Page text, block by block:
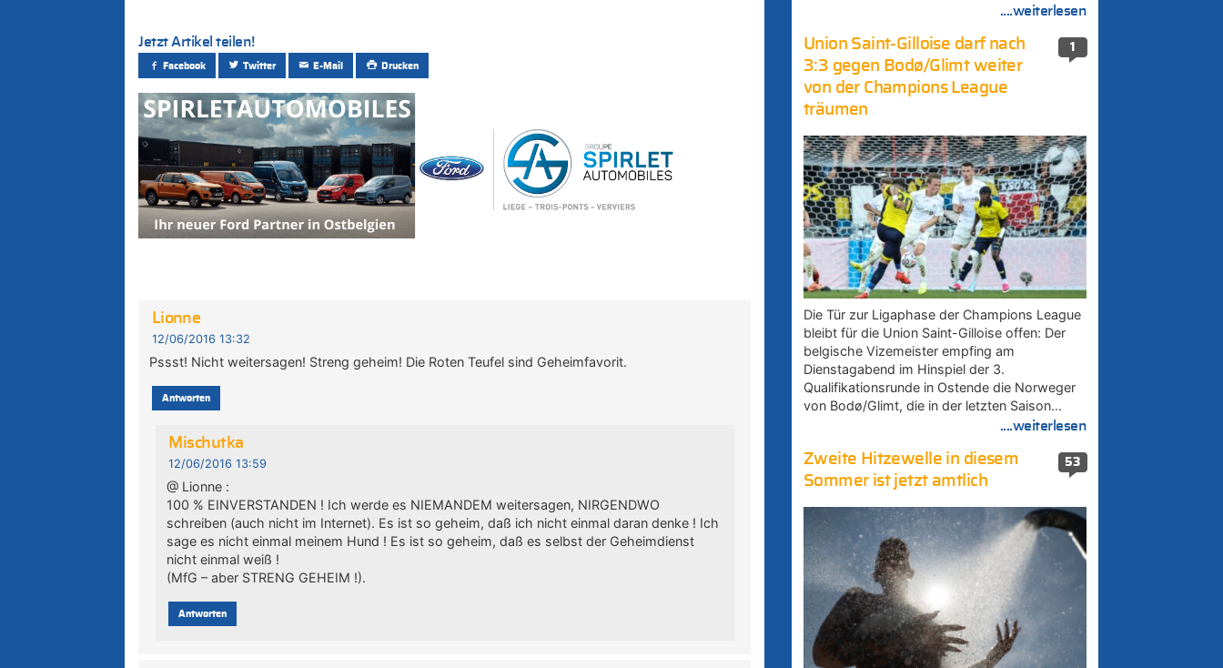
Jetzt Artikel teilen!
Facebook Twitter E-Mail Drucken
Lionne
12/06/2016 13:32
Pssst! Nicht weitersagen! Streng geheim! Die Roten Teufel sind Geheimfavorit.
Antworten
Mischutka
12/06/2016 13:59
@ Lionne :
100 % EINVERSTANDEN ! Ich werde es NIEMANDEM weitersagen, NIRGENDWO
schreiben (auch nicht im Internet). Es ist so geheim, daß ich nicht einmal daran denke ! Ich
sage es nicht einmal meinem Hund ! Es ist so geheim, daß es selbst der Geheimdienst
nicht einmal weiß !
(MfG – aber STRENG GEHEIM !).
Antworten
....weiterlesen
1
Union Saint-Gilloise darf nach
3:3 gegen Bodø/Glimt weiter
von der Champions League
träumen
Die Tür zur Ligaphase der Champions League
bleibt für die Union Saint-Gilloise offen: Der
belgische Vizemeister empfing am
Dienstagabend im Hinspiel der 3.
Qualifikationsrunde in Ostende die Norweger
von Bodø/Glimt, die in der letzten Saison…
....weiterlesen
53
Zweite Hitzewelle in diesem
Sommer ist jetzt amtlich